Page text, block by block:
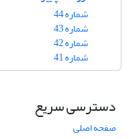
شماره 44
شماره 43
شماره 42
شماره 41
دسترسی سریع
صفحه اصلی